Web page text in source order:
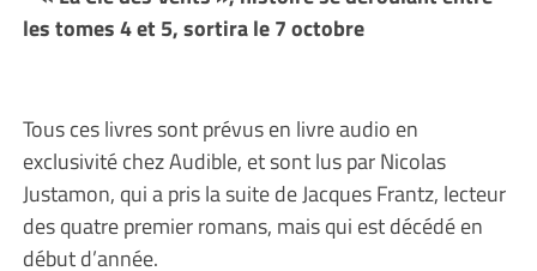
les tomes 4 et 5, sortira le 7 octobre
Tous ces livres sont prévus en livre audio en
exclusivité chez Audible, et sont lus par Nicolas
Justamon, qui a pris la suite de Jacques Frantz, lecteur
des quatre premier romans, mais qui est décédé en
début d’année.